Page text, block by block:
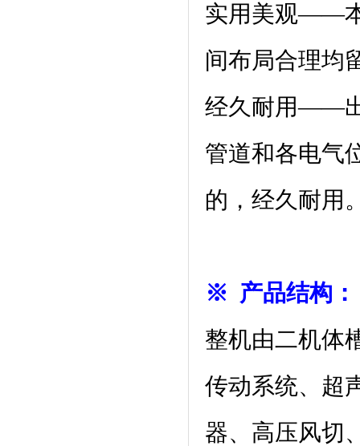
实用美观——
间布局合理均
经久耐用——
管道和各电气
的，经久耐用
※ 产品结构：
整机由二机体
传动系统、超
器、高压风切